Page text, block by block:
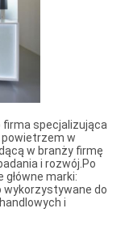
firma specjalizująca
w
w branży firmę
i rozwój.Po
marki:
wykorzystywane do
i